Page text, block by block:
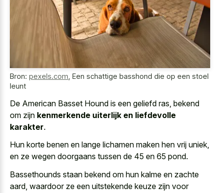
Bron: pexels.com Een schattige basshond die op een stoel
leunt
De American Basset Hound is een geliefd ras, bekend
om zijn kenmerkende uiterlijk en liefdevolle
karakter.
Hun korte benen en lange lichamen maken hen vrij uniek,
en ze wegen doorgaans tussen de 45 en 65 pond.
Bassethounds staan bekend om hun kalme en zachte
aard, waardoor ze een uitstekende keuze zijn voor